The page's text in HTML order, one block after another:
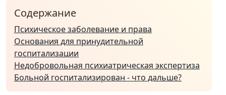
Содержание
Психическое заболевание и права
Основания для принудительной
госпитализации
Недобровольная психиатрическая экспертиза
Больной госпитализирован - что дальше?